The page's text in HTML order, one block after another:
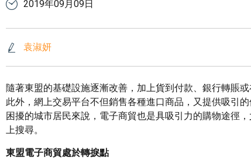
2019年09月09日
袁淑妍
隨著東盟的基礎設施逐漸改善，加上貨到付款、銀行轉賬
此外，網上交易平台不但銷售各種進口商品，又提供吸引
困擾的城市居民來說，電子商貿也是具吸引力的購物途徑
上搜尋。
東盟電子商貿處於轉捩點